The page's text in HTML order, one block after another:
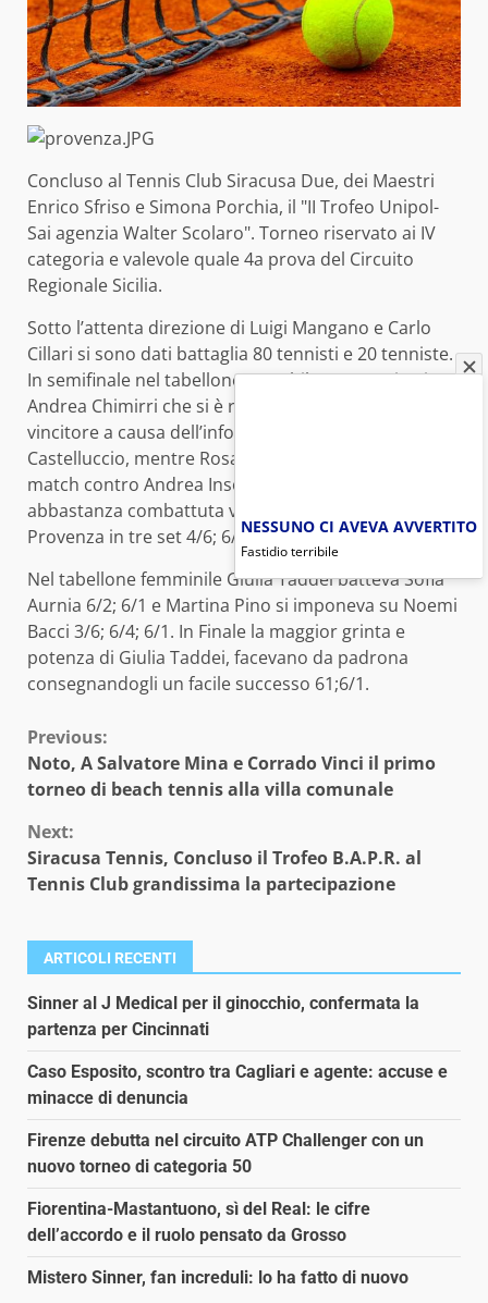
Concluso al Tennis Club Siracusa Due, dei Maestri
Enrico Sfriso e Simona Porchia, il "II Trofeo Unipol-
Sai agenzia Walter Scolaro". Torneo riservato ai IV
categoria e valevole quale 4a prova del Circuito
Regionale Sicilia.
Sotto l’attenta direzione di Luigi Mangano e Carlo
Cillari si sono dati battaglia 80 tennisti e 20 tenniste.
In semifinale nel tabellone maschile sono arrivati
Andrea Chimirri che si è ritrovato facilmente
vincitore a causa dell’infortunio di Carmelo
Castelluccio, mentre Rosario Provenza faceva suo il
match contro Andrea Insolia per 6/4; 6/3. La Finale
abbastanza combattuta vedeva il successo di
Provenza in tre set 4/6; 6/1; 6/1
Nel tabellone femminile Giulia Taddei batteva Sofia
Aurnia 6/2; 6/1 e Martina Pino si imponeva su Noemi
Bacci 3/6; 6/4; 6/1. In Finale la maggior grinta e
potenza di Giulia Taddei, facevano da padrona
consegnandogli un facile successo 61;6/1.
Continue
Reading
Previous:
Noto, A Salvatore Mina e Corrado Vinci il primo
torneo di beach tennis alla villa comunale
Next:
Siracusa Tennis, Concluso il Trofeo B.A.P.R. al
Tennis Club grandissima la partecipazione
ARTICOLI RECENTI
Sinner al J Medical per il ginocchio, confermata la
partenza per Cincinnati
Caso Esposito, scontro tra Cagliari e agente: accuse e
minacce di denuncia
Firenze debutta nel circuito ATP Challenger con un
nuovo torneo di categoria 50
Fiorentina-Mastantuono, sì del Real: le cifre
dell’accordo e il ruolo pensato da Grosso
Mistero Sinner, fan increduli: lo ha fatto di nuovo
NESSUNO CI AVEVA AVVERTITO
Fastidio terribile